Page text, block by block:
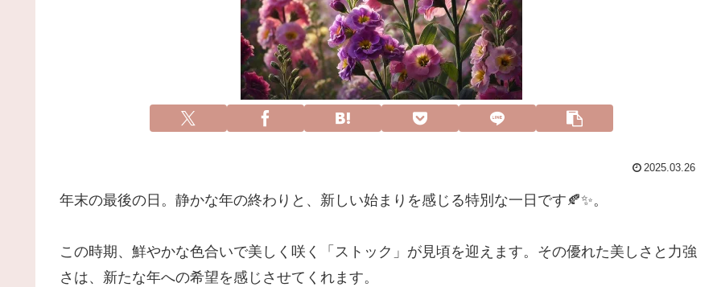
2025.03.26
年末の最後の日。静かな年の終わりと、新しい始まりを感じる特別な一日です🍂✨。
この時期、鮮やかな色合いで美しく咲く「ストック」が見頃を迎えます。その優れた美しさと力強
さは、新たな年への希望を感じさせてくれます。